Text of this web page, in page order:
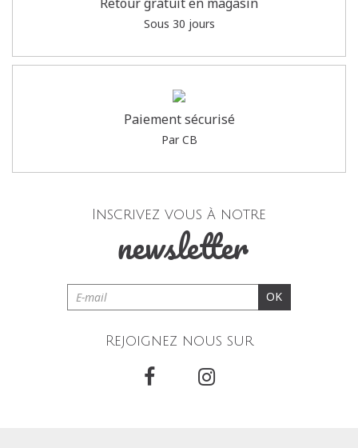
Sous 30 jours
Paiement sécurisé
Par CB
Inscrivez vous à notre
newsletter
OK
Rejoignez nous sur